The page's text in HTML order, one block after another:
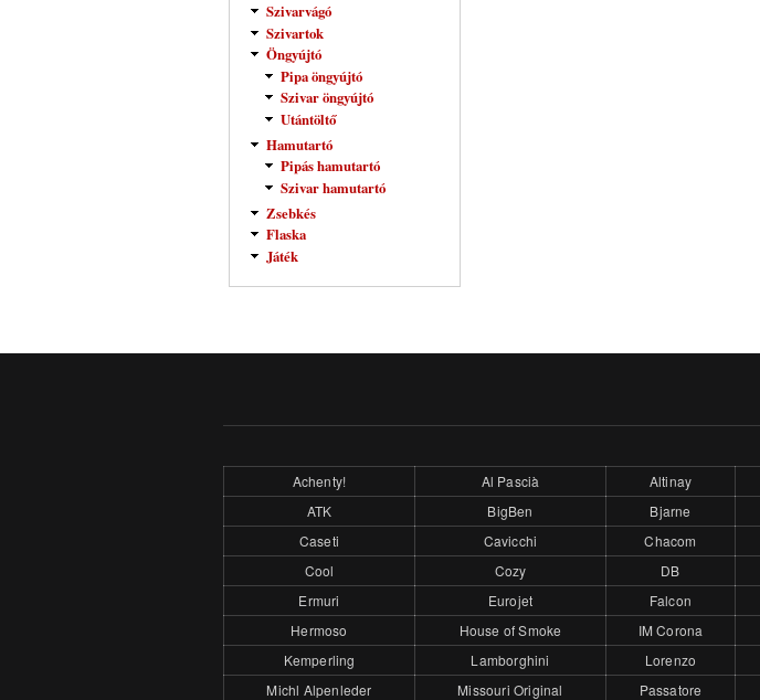
Szivarvágó
Szivartok
Öngyújtó
Pipa öngyújtó
Szivar öngyújtó
Utántöltő
Hamutartó
Pipás hamutartó
Szivar hamutartó
Zsebkés
Flaska
Játék
Achenty! Al Pascià Altinay
ATK
BigBen Bjarne
Caseti
Cavicchi Chacom
Cool
Cozy DB
Ermuri
Eurojet Falcon
Hermoso
House of Smoke IM Corona
Kemperling
Lamborghini Lorenzo
Michl Alpenleder
Missouri Original Passatore